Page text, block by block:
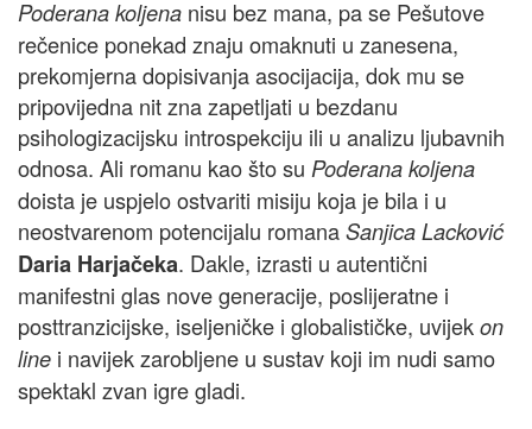
Poderana koljena nisu bez mana, pa se Pešutove
rečenice ponekad znaju omaknuti u zanesena,
prekomjerna dopisivanja asocijacija, dok mu se
pripovijedna nit zna zapetljati u bezdanu
psihologizacijsku introspekciju ili u analizu ljubavnih
odnosa. Ali romanu kao što su Poderana koljena
doista je uspjelo ostvariti misiju koja je bila i u
neostvarenom potencijalu romana Sanjica Lacković
Daria Harjačeka. Dakle, izrasti u autentični
manifestni glas nove generacije, poslijeratne i
posttranzicijske, iseljeničke i globalističke, uvijek on
line i navijek zarobljene u sustav koji im nudi samo
spektakl zvan igre gladi.